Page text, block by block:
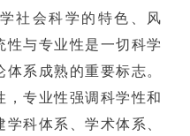
社会科学的特色、风
性与专业性是一切科学
系成熟的重要标志。
，专业性强调科学性和
科体系、学术体系、